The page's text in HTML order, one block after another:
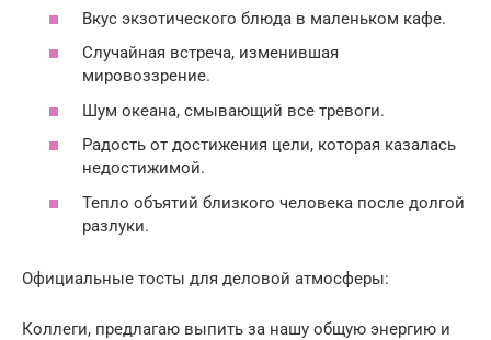
Вкус экзотического блюда в маленьком кафе.
Случайная встреча, изменившая
мировоззрение.
Шум океана, смывающий все тревоги.
Радость от достижения цели, которая казалась
недостижимой.
Тепло объятий близкого человека после долгой
разлуки.
Официальные тосты для деловой атмосферы:
Коллеги, предлагаю выпить за нашу общую энергию и